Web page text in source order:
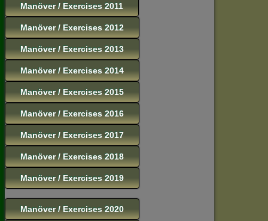
Manöver / Exercises 2011
Manöver / Exercises 2012
Manöver / Exercises 2013
Manöver / Exercises 2014
Manöver / Exercises 2015
Manöver / Exercises 2016
Manöver / Exercises 2017
Manöver / Exercises 2018
Manöver / Exercises 2019
Manöver / Exercises 2020